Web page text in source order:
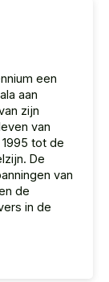
een
aan
zijn
van
tot de
De
van
de
in de